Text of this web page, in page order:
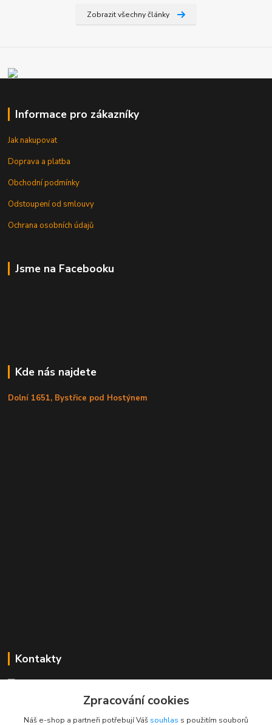
Zobrazit všechny články
Informace pro zákazníky
Jak nakupovat
Doprava a platba
Obchodní podmínky
Odstoupení od smlouvy
Ochrana osobních údajů
Jsme na Facebooku
Kde nás najdete
Dolní 1651, Bystřice pod Hostýnem
Kontakty
+420 725 613 837
Zpracování cookies
Náš e-shop a partneři potřebují Váš souhlas s použitím souborů